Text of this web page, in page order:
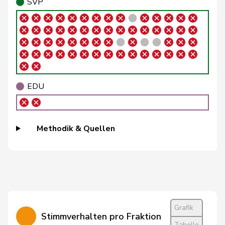
Crottaz
Storni
Bruno SP S
Walliser
Bruno SVP V
Wermuth
Cédric SP S AG
Amaudruz
Weber Céline
Lohr
Christian Mitte M-E TG
EDU
Methodik & Quellen
Stimmverhalten pro Fraktion
Grafik